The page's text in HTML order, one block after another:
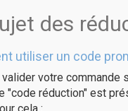
des
utiliser un code
votre commande
"code réduction" est